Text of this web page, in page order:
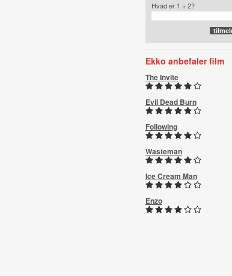
Hvad er 1 + 2?
Ekko anbefaler film
The Invite
Evil Dead Burn
Following
Wasteman
Ice Cream Man
Enzo